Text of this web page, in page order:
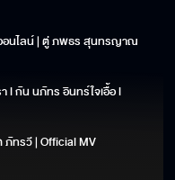
อนไลน์ | ตู่ ภพธร สุนทรญาณ
l กัน นภัทร อินทร์ใจเอื้อ l
ภัทรวี | Official MV